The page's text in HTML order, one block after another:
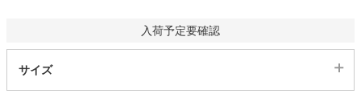
キッチン用品
入荷予定要確認
サイズ